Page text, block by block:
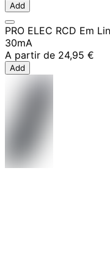
Add
PRO ELEC RCD Em
30mA
A partir de 24,95 €
Add